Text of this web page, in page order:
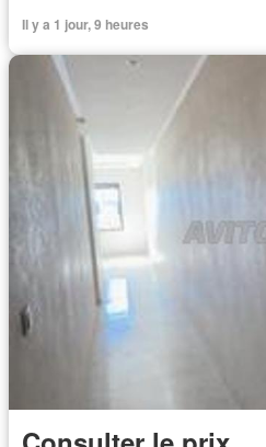
Il y a 1 jour, 9 heures